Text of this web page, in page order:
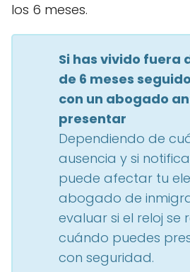
los 6 meses.
Si has vivido fuera
de 6 meses
con un abogado
presentar
Dependiendo de
ausencia y si
puede afectar tu
abogado de
evaluar si el reloj se
cuándo puedes
con seguridad.